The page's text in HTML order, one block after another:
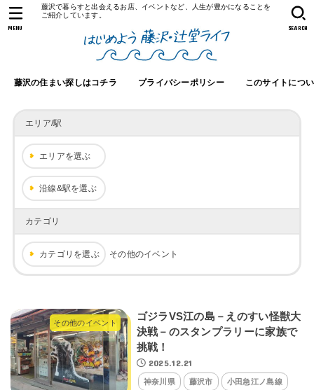
藤沢で暮らすと出会えるお店、イベントなど、人生が豊かになることを
ご紹介しています。
藤沢の住まい探しはコチラ プライバシーポリシー このサイトにつ
SEARCH
MENU
エリア/駅
エリアを選ぶ
沿線&駅を選ぶ
カテゴリ
カテゴリを選ぶ その他のイベント
その他のイベント
ゴジラVS江の島－えのすい怪獣大
決戦－のスタンプラリーに家族で
挑戦！
2025.12.21
神奈川県 藤沢市 小田急江ノ島線